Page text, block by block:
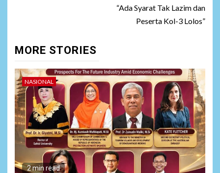
“Ada Syarat Tak Lazim dan
Peserta Kol-3 Lolos”
MORE STORIES
NASIONAL
2 min read